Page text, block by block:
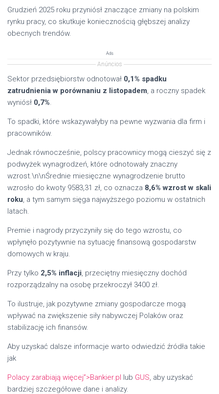
Grudzień 2025 roku przyniósł znaczące zmiany na polskim
rynku pracy, co skutkuje koniecznością głębszej analizy
obecnych trendów.
Ads
Anúncios
Sektor przedsiębiorstw odnotował 0,1% spadku
zatrudnienia w porównaniu z listopadem, a roczny spadek
wyniósł 0,7%.
To spadki, które wskazywałyby na pewne wyzwania dla firm i
pracowników.
Jednak równocześnie, polscy pracownicy mogą cieszyć się z
podwyżek wynagrodzeń, które odnotowały znaczny
wzrost.\n\nŚrednie miesięczne wynagrodzenie brutto
wzrosło do kwoty 9583,31 zł, co oznacza 8,6% wzrost w skali
roku, a tym samym sięga najwyższego poziomu w ostatnich
latach.
Premie i nagrody przyczyniły się do tego wzrostu, co
wpłynęło pozytywnie na sytuację finansową gospodarstw
domowych w kraju.
Przy tylko 2,5% inflacji, przeciętny miesięczny dochód
rozporządzalny na osobę przekroczył 3400 zł.
To ilustruje, jak pozytywne zmiany gospodarcze mogą
wpływać na zwiększenie siły nabywczej Polaków oraz
stabilizację ich finansów.
Aby uzyskać dalsze informacje warto odwiedzić źródła takie
jak
Polacy zarabiają więcej”>Bankier.pl lub GUS, aby uzyskać
bardziej szczegółowe dane i analizy.